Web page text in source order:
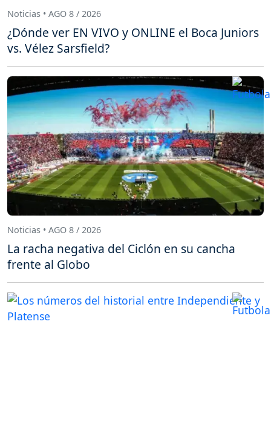
Noticias • AGO 8 / 2026
¿Dónde ver EN VIVO y ONLINE el Boca Juniors
vs. Vélez Sarsfield?
Noticias • AGO 8 / 2026
La racha negativa del Ciclón en su cancha
frente al Globo